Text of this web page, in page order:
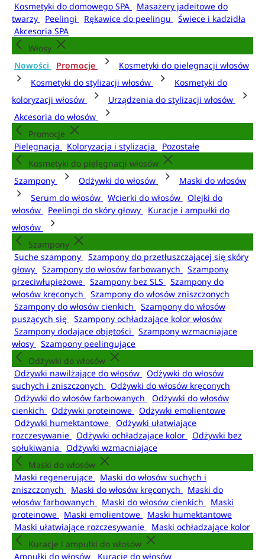
Kosmetyki do domowego SPA
Masażery jadeitowe do
twarzy
Peelingi Rękawice do peelingu
Świece i kadzidła
Akcesoria SPA
Włosy
Nowości
Promocje
Kosmetyki do pielęgnacji włosów
Kosmetyki do stylizacji włosów
Kosmetyki do
koloryzacji włosów
Urządzenia do stylizacji włosów
Akcesoria do włosów
Promocje
Pielęgnacja
Koloryzacja i stylizacja
Pozostałe
Kosmetyki do pielęgnacji włosów
Szampony
Odżywki do włosów
Maski do włosów
Serum do włosów
Wcierki do włosów
Olejki do
włosów
Peelingi do skóry głowy
Kuracje i ampułki do
włosów
Szampony
Suche szampony
Szampony do przetłuszczającej się skóry
głowy
Szampony do włosów farbowanych
Szampony
przeciwłupieżowe
Szampony bez SLS
Szampony do
włosów kręconych
Szampony do włosów zniszczonych
Szampony do włosów cienkich
Szampony do włosów
puszących się
Szampony ochładzające kolor włosów
Szampony dodające objętości
Szampony wzmacniające
włosy
Szampony peelingujące
Odżywki do włosów
Odżywki nawilżające do włosów
Odżywki do włosów
suchych i zniszczonych
Odżywki do włosów kręconych
Odżywki do włosów farbowanych
Odżywki do włosów
cienkich
Odżywki proteinowe
Odżywki emolientowe
Odżywki humektantowe
Odżywki ułatwiające
rozczesywanie
Odżywki ochładzające kolor
Odżywki bez
spłukiwania
Odżywki wzmacniające
Maski do włosów
Maski regenerujące
Maski do włosów suchych i
zniszczonych
Maski do włosów kręconych
Maski do
włosów farbowanych
Maski do włosów cienkich
Maski
proteinowe
Maski emolientowe
Maski humektantowe
Maski ułatwiające rozczesywanie
Maski ochładzające kolor
Kuracje i ampułki do włosów
Ampułki do włosów
Kuracje do włosów